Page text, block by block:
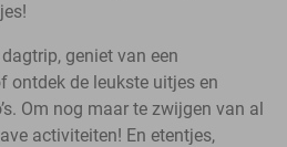
geniet van een
ontdek de leukste uitjes en
Om nog maar te zwijgen van al
activiteiten! En etentjes,